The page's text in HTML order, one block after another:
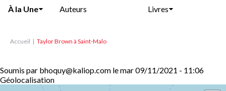
À la Une Auteurs Livres
Accueil Taylor Brown à Saint-Malo
Soumis par bhoquy@kaliop.com lemar 09/11/2021 - 11:06
Géolocalisation